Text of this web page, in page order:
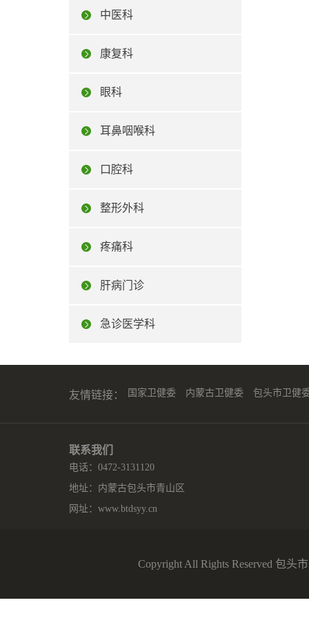
中医科
康复科
眼科
耳鼻咽喉科
口腔科
整形外科
疼痛科
肝病门诊
急诊医学科
友情链接： 国家卫健委 内蒙古卫健委 包头市卫健
联系我们
电话：0472-3131120
地址：内蒙古包头市青山区
网址： www.btdsyy.cn
Copyright All Rights Reserved 包头